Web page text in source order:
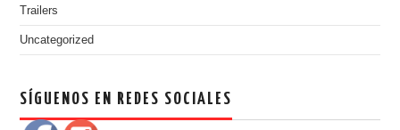
Trailers
Uncategorized
SÍGUENOS EN REDES SOCIALES